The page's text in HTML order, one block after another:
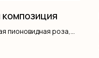
пионовидная роза,